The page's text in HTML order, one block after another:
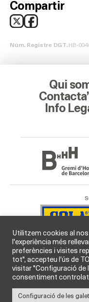
Compartir
Núm. Registre DGT. HB-
Qui
Info
Utilitzem cookies al
l'experiència més
preferències i visites
tot", accepteu l'ús de
visitar "Configuració de
consentiment
Configuració de les